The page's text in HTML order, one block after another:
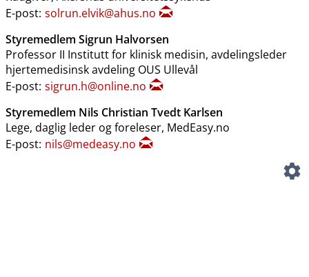
E-post: solrun.elvik@ahus.no
Styremedlem Sigrun Halvorsen
Professor II Institutt for klinisk medisin, avdelingsleder
hjertemedisinsk avdeling OUS Ullevål
E-post: sigrun.h@online.no
Styremedlem Nils Christian Tvedt Karlsen
Lege, daglig leder og foreleser, MedEasy.no
E-post: nils@medeasy.no